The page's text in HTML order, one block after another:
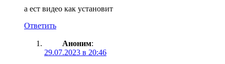
а ест видео как установит
Ответить
Аноним:
29.07.2023 в 20:46